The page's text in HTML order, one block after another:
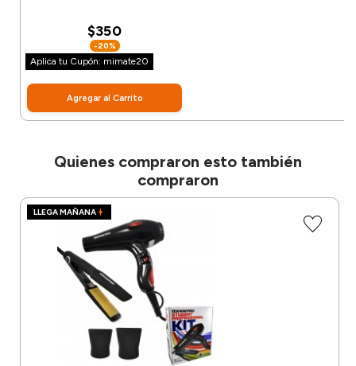
$350
-20%
Aplica tu Cupón: mimate20
Agregar al Carrito
Quienes compraron esto también
compraron
LLEGA MAÑANA